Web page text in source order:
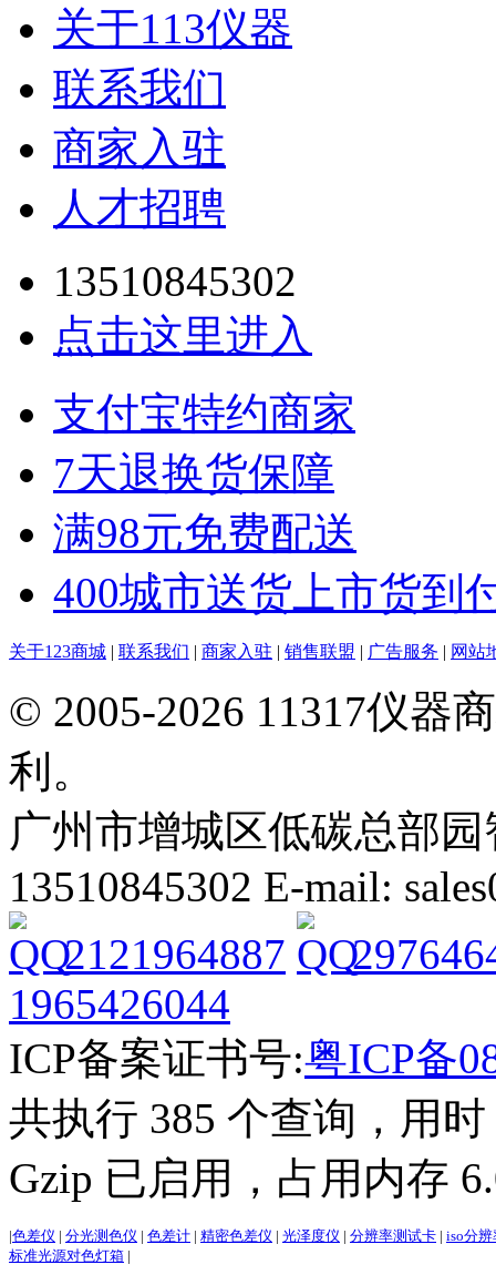
关于113仪器
联系我们
商家入驻
人才招聘
13510845302
点击这里进入
支付宝特约商家
7天退换货保障
满98元免费配送
400城市送货上市货到
关于123商城 | 联系我们 | 商家入驻 | 销售联盟 | 广告服务 | 网站
© 2005-2026 11317仪器
利。
广州市增城区低碳总部
13510845302 E-mail:
2121964887
1965426044
ICP备案证书号:粤ICP备
共执行 385 个查询，用
Gzip 已启用，占用内存
|色差仪 | 分光测色仪 | 色差计 | 精密色差仪 | 光泽度仪 | 分辨率测试卡 | iso分
标准光源对色灯箱 |